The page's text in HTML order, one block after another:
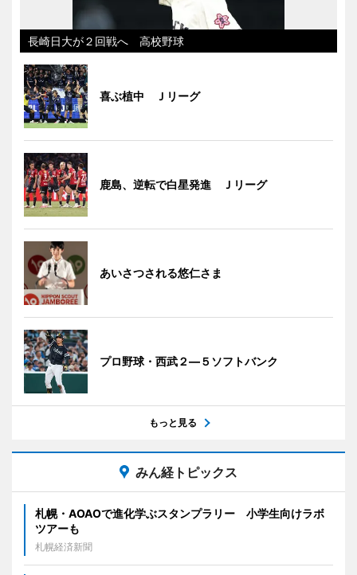
長崎日大が２回戦へ 高校野球
喜ぶ植中 Ｊリーグ
鹿島、逆転で白星発進 Ｊリーグ
あいさつされる悠仁さま
プロ野球・西武２―５ソフトバンク
もっと見る
みん経トピックス
札幌・AOAOで進化学ぶスタンプラリー 小学生向けラボ
ツアーも
札幌経済新聞